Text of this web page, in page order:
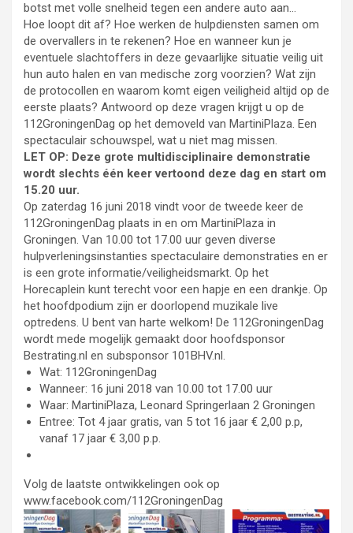
botst met volle snelheid tegen een andere auto aan…
Hoe loopt dit af? Hoe werken de hulpdiensten samen om
de overvallers in te rekenen? Hoe en wanneer kun je
eventuele slachtoffers in deze gevaarlijke situatie veilig uit
hun auto halen en van medische zorg voorzien? Wat zijn
de protocollen en waarom komt eigen veiligheid altijd op de
eerste plaats? Antwoord op deze vragen krijgt u op de
112GroningenDag op het demoveld van MartiniPlaza. Een
spectaculair schouwspel, wat u niet mag missen.
LET OP: Deze grote multidisciplinaire demonstratie
wordt slechts één keer vertoond deze dag en start om
15.20 uur.
Op zaterdag 16 juni 2018 vindt voor de tweede keer de
112GroningenDag plaats in en om MartiniPlaza in
Groningen. Van 10.00 tot 17.00 uur geven diverse
hulpverleningsinstanties spectaculaire demonstraties en er
is een grote informatie/veiligheidsmarkt. Op het
Horecaplein kunt terecht voor een hapje en een drankje. Op
het hoofdpodium zijn er doorlopend muzikale live
optredens. U bent van harte welkom! De 112GroningenDag
wordt mede mogelijk gemaakt door hoofdsponsor
Bestrating.nl en subsponsor 101BHV.nl.
Wat: 112GroningenDag
Wanneer: 16 juni 2018 van 10.00 tot 17.00 uur
Waar: MartiniPlaza, Leonard Springerlaan 2 Groningen
Entree: Tot 4 jaar gratis, van 5 tot 16 jaar € 2,00 p.p,
vanaf 17 jaar € 3,00 p.p.
Volg de laatste ontwikkelingen ook op
www.facebook.com/112GroningenDag